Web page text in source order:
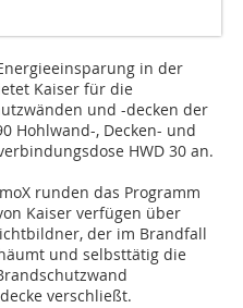
in der
Kaiser für die
und -decken der
Hohlwand-, Decken- und
HWD 30 an.
runden das Programm
Kaiser verfügen über
der im Brandfall
und selbsttätig die
verschließt.